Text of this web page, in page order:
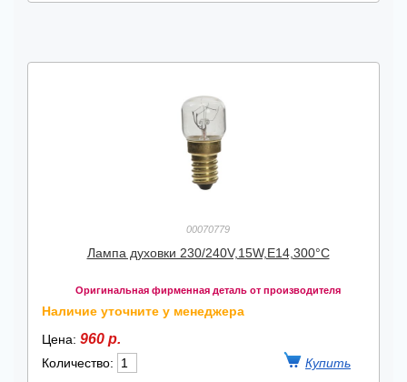
00070779
Лампа духовки 230/240V,15W,E14,300°C
Оригинальная фирменная деталь от производителя
Наличие уточните у менеджера
Цена: 960 р.
Количество: